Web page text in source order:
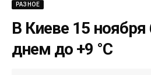
РАЗНОЕ
В Киеве 15 ноября
днем до +9 °С